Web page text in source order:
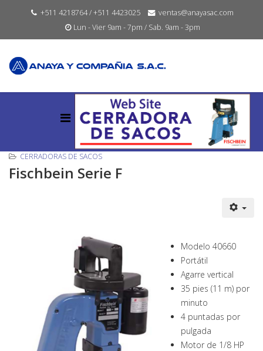
+511 4218764 / +511 4423025
ventas@anayasac.com
Lun - Vier 9am - 7pm / Sab. 9am - 3pm
CERRADORAS DE SACOS
Fischbein Serie F
Modelo 40660
Portátil
Agarre vertical
35 pies (11 m) por
minuto
4 puntadas por
pulgada
Motor de 1/8 HP